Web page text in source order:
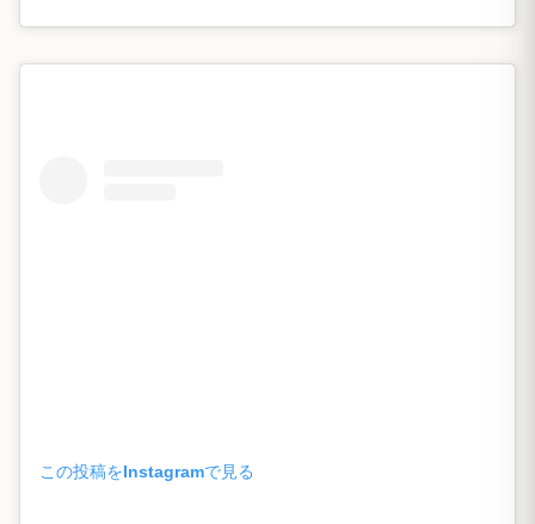
この投稿をInstagramで見る